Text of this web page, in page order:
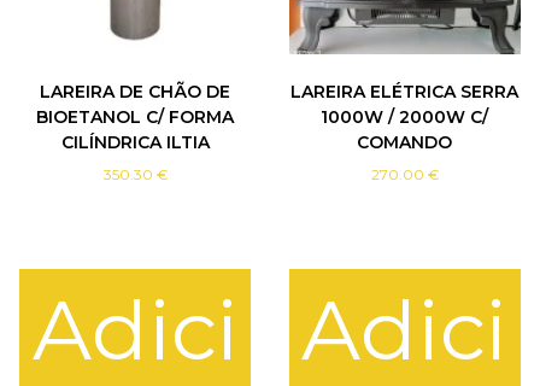
LAREIRA DE CHÃO DE
BIOETANOL C/ FORMA
CILÍNDRICA ILTIA
350.30 €
Adici
LAREIRA ELÉTRICA SERRA
1000W / 2000W C/
COMANDO
270.00 €
Adici